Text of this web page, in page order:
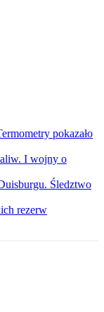
pokazało
I wojny o
Śledztwo
rezerw